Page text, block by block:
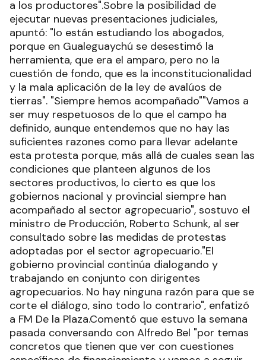
a los productores".Sobre la posibilidad de
ejecutar nuevas presentaciones judiciales,
apuntó: "lo están estudiando los abogados,
porque en Gualeguaychú se desestimó la
herramienta, que era el amparo, pero no la
cuestión de fondo, que es la inconstitucionalidad
y la mala aplicación de la ley de avalúos de
tierras". "Siempre hemos acompañado""Vamos a
ser muy respetuosos de lo que el campo ha
definido, aunque entendemos que no hay las
suficientes razones como para llevar adelante
esta protesta porque, más allá de cuales sean las
condiciones que planteen algunos de los
sectores productivos, lo cierto es que los
gobiernos nacional y provincial siempre han
acompañado al sector agropecuario", sostuvo el
ministro de Producción, Roberto Schunk, al ser
consultado sobre las medidas de protestas
adoptadas por el sector agropecuario."El
gobierno provincial continúa dialogando y
trabajando en conjunto con dirigentes
agropecuarios. No hay ninguna razón para que se
corte el diálogo, sino todo lo contrario", enfatizó
a FM De la Plaza.Comentó que estuvo la semana
pasada conversando con Alfredo Bel "por temas
concretos que tienen que ver con cuestiones